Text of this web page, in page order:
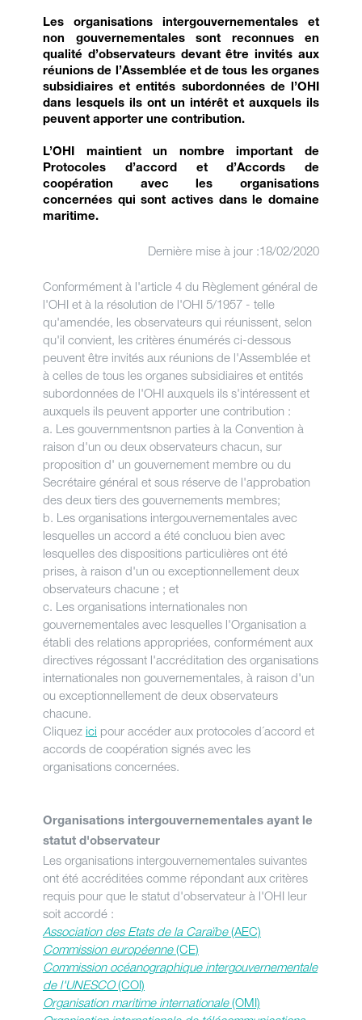
Les organisations intergouvernementales et
non gouvernementales sont reconnues en
qualité d’observateurs devant être invités aux
réunions de l’Assemblée et de tous les organes
subsidiaires et entités subordonnées de l’OHI
dans lesquels ils ont un intérêt et auxquels ils
peuvent apporter une contribution.
L’OHI maintient un nombre important de
Protocoles d’accord et d’Accords de
coopération avec les organisations
concernées qui sont actives dans le domaine
maritime.
Dernière mise à jour :18/02/2020
Conformément à l'article 4 du Règlement général de
l'OHI et à la résolution de l'OHI 5/1957 - telle
qu'amendée, les observateurs qui réunissent, selon
qu'il convient, les critères énumérés ci-dessous
peuvent être invités aux réunions de l'Assemblée et
à celles de tous les organes subsidiaires et entités
subordonnées de l'OHI auxquels ils s'intéressent et
auxquels ils peuvent apporter une contribution :
a. Les gouvernmentsnon parties à la Convention à
raison d'un ou deux observateurs chacun, sur
proposition d' un gouvernement membre ou du
Secrétaire général et sous réserve de l'approbation
des deux tiers des gouvernements membres;
b. Les organisations intergouvernementales avec
lesquelles un accord a été concluou bien avec
lesquelles des dispositions particulières ont été
prises, à raison d'un ou exceptionnellement deux
observateurs chacune ; et
c. Les organisations internationales non
gouvernementales avec lesquelles l'Organisation a
établi des relations appropriées, conformément aux
directives régossant l'accréditation des organisations
internationales non gouvernementales, à raison d'un
ou exceptionnellement de deux observateurs
chacune.
Cliquez ici pour accéder aux protocoles d´accord et
accords de coopération signés avec les
organisations concernées.
Organisations intergouvernementales ayant le
statut d'observateur
Les organisations intergouvernementales suivantes
ont été accréditées comme répondant aux critères
requis pour que le statut d'observateur à l'OHI leur
soit accordé :
Association des Etats de la Caraïbe(AEC)
Commission européenne(CE)
Commission océanographique intergouvernementale
de l'UNESCO(COI)
Organisation maritime internationale(OMI)